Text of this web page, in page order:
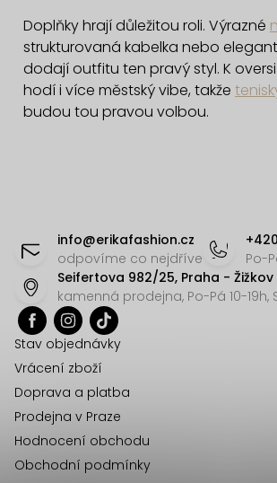
á
d
a
c
í
v
ý
p
Doplňky hrají důležitou roli. Výrazné
strukturovaná kabelka nebo
dodají outfitu ten pravý styl. K
hodí i více městský vibe, takže
budou tou pravou volbou.
info@erikafashion.cz
odpovíme co nejdříve
Po-
Seifertova 982/25, Praha - Žižkov
kamenná prodejna, Po-Pá 10-19h,
Stav objednávky
Vrácení zboží
Doprava a platba
Prodejna v Praze
Hodnocení obchodu
Obchodní podmínky